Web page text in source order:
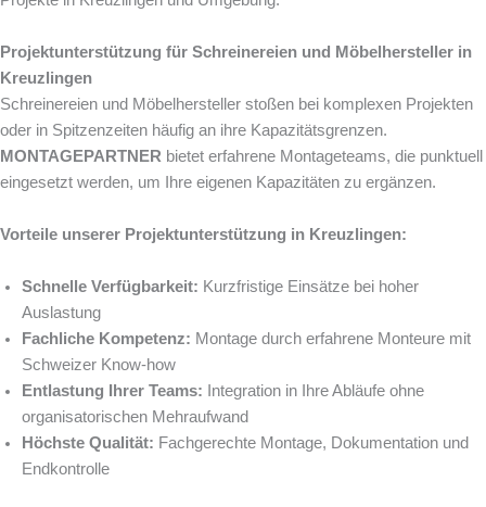
Projektunterstützung für Schreinereien und Möbelhersteller in
Kreuzlingen
Schreinereien und Möbelhersteller stoßen bei komplexen Projekten
oder in Spitzenzeiten häufig an ihre Kapazitätsgrenzen.
MONTAGEPARTNER bietet erfahrene Montageteams, die punktuell
eingesetzt werden, um Ihre eigenen Kapazitäten zu ergänzen.
Vorteile unserer Projektunterstützung in Kreuzlingen:
Schnelle Verfügbarkeit: Kurzfristige Einsätze bei hoher
Auslastung
Fachliche Kompetenz: Montage durch erfahrene Monteure mit
Schweizer Know-how
Entlastung Ihrer Teams: Integration in Ihre Abläufe ohne
organisatorischen Mehraufwand
Höchste Qualität: Fachgerechte Montage, Dokumentation und
Endkontrolle